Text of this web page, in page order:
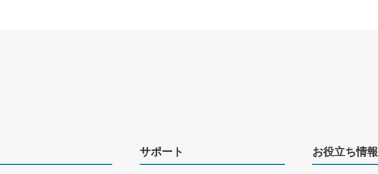
サポート お役立ち情報